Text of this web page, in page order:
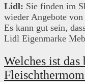
Lidl: Sie finden im
wieder Angebote
Es kann gut sein,
Lidl Eigenmarke
Welches ist das